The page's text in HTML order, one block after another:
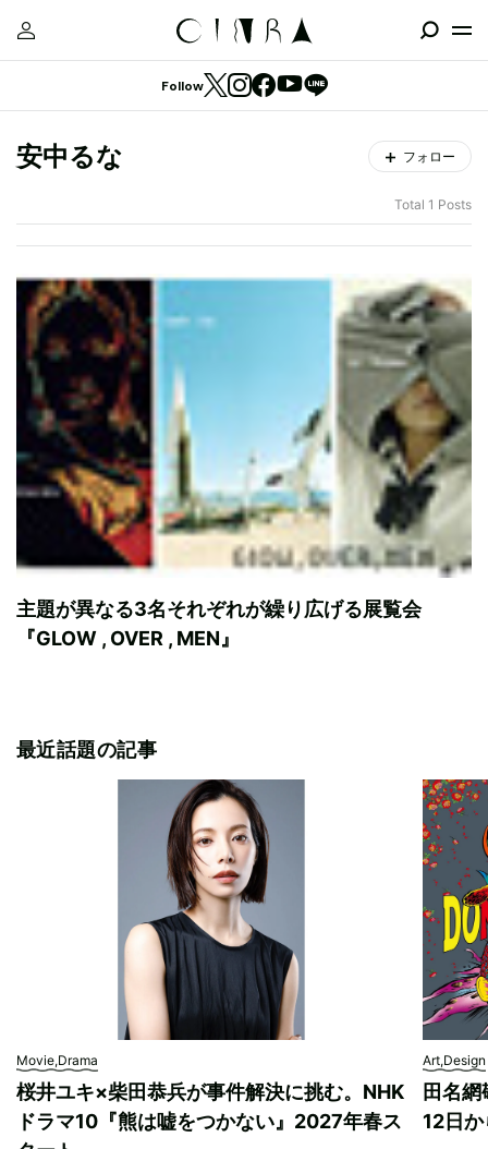
Follow
安中るな フォロー
Total 1 Posts
主題が異なる3名それぞれが繰り広げる展覧会
『GLOW , OVER , MEN』
最近話題の記事
Movie,Drama
桜井ユキ×柴田恭兵が事件解決に挑む。NHK
ドラマ10『熊は嘘をつかない』2027年春ス
Art,Design
田名網
12日